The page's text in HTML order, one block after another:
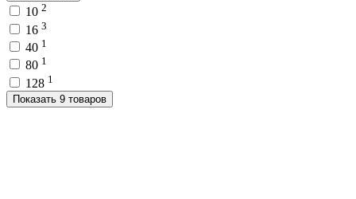
10 2
16 3
40 1
80 1
128 1
Показать 9 товаров